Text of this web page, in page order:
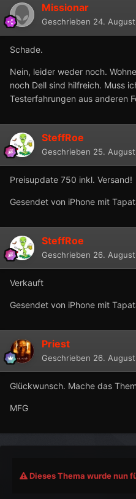
Missionar
Geschrieben 24.
Schade.
Nein, leider weder noch.
noch Dell sind hilfreich. Muss
Testerfahrungen aus anderen
SteffRoe
Geschrieben 25.
Preisupdate 750 inkl. Versand!
Gesendet von iPhone mit
SteffRoe
Geschrieben 26.
Verkauft
Gesendet von iPhone mit
Priest
Geschrieben 26.
Glückwunsch. Mache das
MFG
Dieses Thema wurde nun